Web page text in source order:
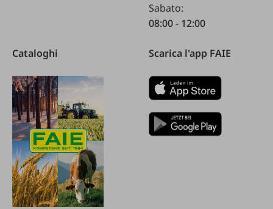
Sabato:
08:00 - 12:00
Cataloghi Scarica l'app FAIE